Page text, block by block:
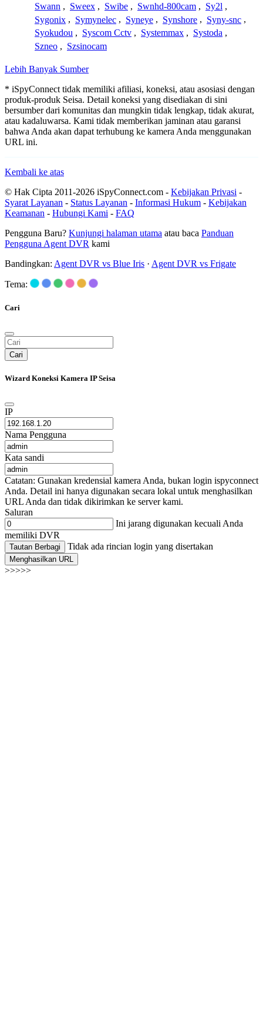
Swann , Sweex , Swibe , Swnhd-800cam , Sy2l ,
Sygonix , Symynelec , Syneye , Synshore , Syny-snc ,
Syokudou , Syscom Cctv , Systemmax , Systoda ,
Szneo , Szsinocam
Lebih Banyak Sumber
* iSpyConnect tidak memiliki afiliasi, koneksi, atau asosiasi dengan
produk-produk Seisa. Detail koneksi yang disediakan di sini
bersumber dari komunitas dan mungkin tidak lengkap, tidak akurat,
atau kadaluwarsa. Kami tidak memberikan jaminan atau garansi
bahwa Anda akan dapat terhubung ke kamera Anda menggunakan
URL ini.
Kembali ke atas
© Hak Cipta 2011-2026 iSpyConnect.com - Kebijakan Privasi -
Syarat Layanan - Status Layanan - Informasi Hukum - Kebijakan
Keamanan - Hubungi Kami - FAQ
Pengguna Baru? Kunjungi halaman utama atau baca Panduan
Pengguna Agent DVR kami
Bandingkan: Agent DVR vs Blue Iris · Agent DVR vs Frigate
Tema:
Cari
Cari
Wizard Koneksi Kamera IP Seisa
IP
Nama Pengguna
Kata sandi
Catatan: Gunakan kredensial kamera Anda, bukan login ispyconnect
Anda. Detail ini hanya digunakan secara lokal untuk menghasilkan
URL Anda dan tidak dikirimkan ke server kami.
Saluran
Ini jarang digunakan kecuali Anda
memiliki DVR
Tautan Berbagi Tidak ada rincian login yang disertakan
Menghasilkan URL
>>>>>